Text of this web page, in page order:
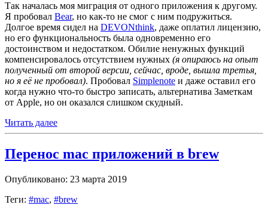
Так началась моя миграция от одного приложения к другому.
Я пробовал Bear, но как-то не смог с ним подружиться.
Долгое время сидел на DEVONthink, даже оплатил лицензию,
но его функциональность была одновременно его
достоинством и недостатком. Обилие ненужных функций
компенсировалось отсутствием нужных (я опираюсь на опыт
полученный от второй версии, сейчас, вроде, вышла третья,
но я её не пробовал). Пробовал Simplenote и даже оставил его
когда нужно что-то быстро записать, альтернатива Заметкам
от Apple, но он оказался слишком скудный.
Читать далее
Перенос mac приложений в brew
Опубликовано: 23 марта 2019
Теги: #mac, #brew